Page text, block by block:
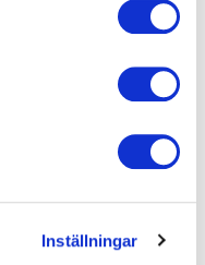
Inställningar